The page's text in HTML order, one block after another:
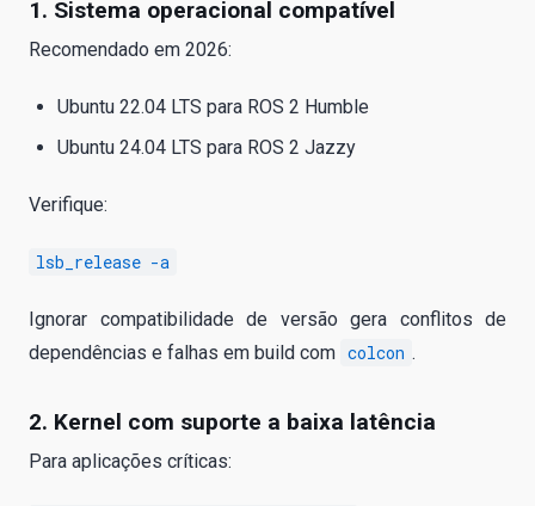
1. Sistema operacional compatível
Recomendado em 2026:
Ubuntu 22.04 LTS para ROS 2 Humble
Ubuntu 24.04 LTS para ROS 2 Jazzy
Verifique:
lsb_release -a
Ignorar compatibilidade de versão gera conflitos de
dependências e falhas em build com colcon .
2. Kernel com suporte a baixa latência
Para aplicações críticas: